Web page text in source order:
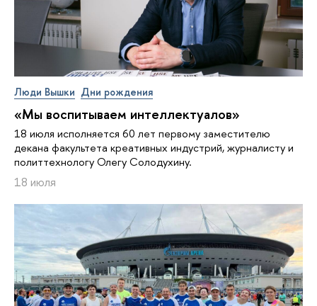
Люди Вышки Дни рождения
«Мы воспитываем интеллектуалов»
18 июля исполняется 60 лет первому заместителю
декана факультета креативных индустрий, журналисту и
политтехнологу Олегу Солодухину.
18 июля